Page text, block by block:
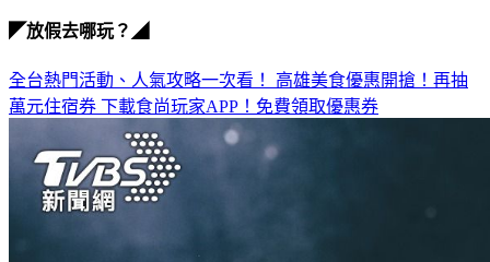
萬元住宿券下載食尚玩家APP！免費領取優惠券